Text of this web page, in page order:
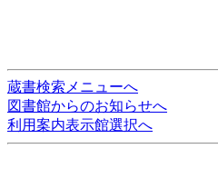
蔵書検索メニューへ
図書館からのお知らせへ
利用案内表示館選択へ